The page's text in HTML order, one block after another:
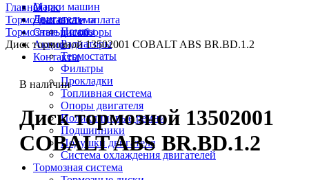
О нас
Доставка и оплата
Статьи и обзоры
Акции
Контакты
Марки машин
Двигатель
Помпы
Радиаторы
Термостаты
Фильтры
Прокладки
Топливная система
Опоры двигателя
Поликлиновые ремни
Подшипники
Подушки двигателя
Система охлаждения двигателей
Тормозная система
Главная
Тормозная система
Тормозные диски
Диск тормозной 13502001 COBALT ABS BR.BD.1.2
В наличии
Диск тормозной 13502001
COBALT ABS BR.BD.1.2